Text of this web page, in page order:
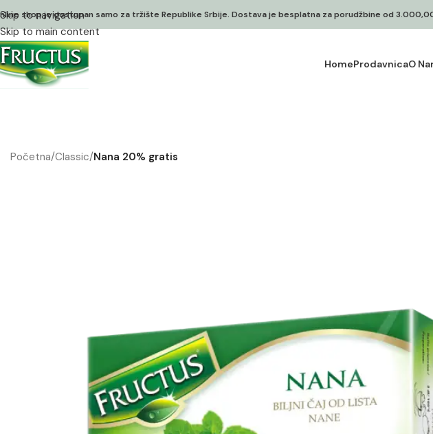
Skip to navigation
Skip to main content
shop je dostupan samo za tržište Republike Srbije. Dostava je besplatna za porudžbine od
HomeProdavnicaO
Početna/Classic/Nana 20% gratis